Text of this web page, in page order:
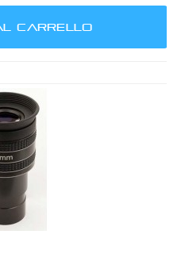
CARRELLO